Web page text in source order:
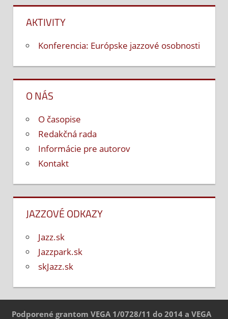
AKTIVITY
Konferencia: Európske jazzové osobnosti
O NÁS
O časopise
Redakčná rada
Informácie pre autorov
Kontakt
JAZZOVÉ ODKAZY
Jazz.sk
Jazzpark.sk
skJazz.sk
Podporené grantom VEGA 1/0728/11 do 2014 a VEGA